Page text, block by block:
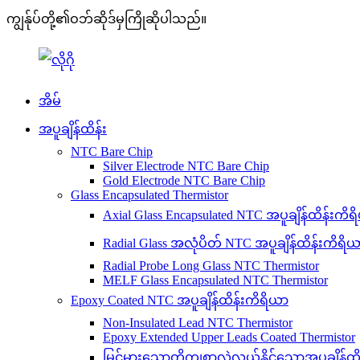
ကျွန်ုပ်တို့၏ဝဘ်ဆိုဒ်မှကြိုဆိုပါသည်။
အိမ်
အပူချိန်ထိန်း
NTC Bare Chip
Silver Electrode NTC Bare Chip
Gold Electrode NTC Bare Chip
Glass Encapsulated Thermistor
Axial Glass Encapsulated NTC အပူချိန်ထိန်းကိ
Radial Glass အလုံပိတ် NTC အပူချိန်ထိန်းကိရိ
Radial Probe Long Glass NTC Thermistor
MELF Glass Encapsulated NTC Thermistor
Epoxy Coated NTC အပူချိန်ထိန်းကိရိယာ
Non-Insulated Lead NTC Thermistor
Epoxy Extended Upper Leads Coated Thermistor
မြင့်မားသောတိကျစွာလဲလှယ်နိုင်သောအပူချိန်